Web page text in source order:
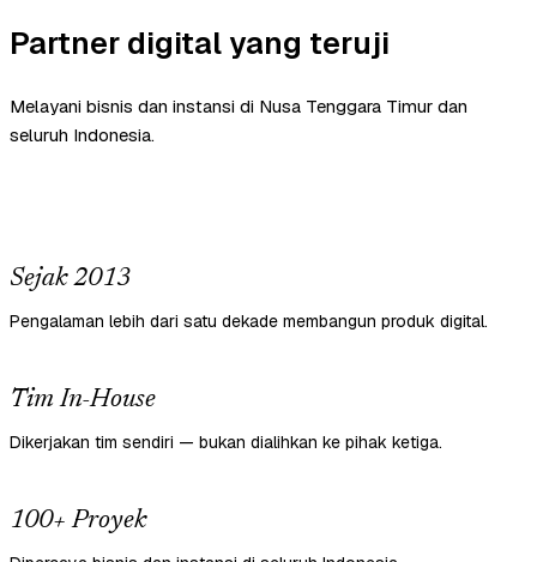
Partner digital yang teruji
Melayani bisnis dan instansi di Nusa Tenggara Timur dan
seluruh Indonesia.
Sejak 2013
Pengalaman lebih dari satu dekade membangun produk digital.
Tim In-House
Dikerjakan tim sendiri — bukan dialihkan ke pihak ketiga.
100+ Proyek